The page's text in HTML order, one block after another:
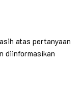
atas pertanyaan
diinformasikan